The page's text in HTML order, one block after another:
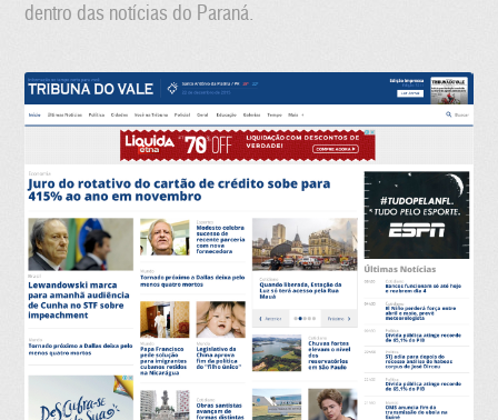
dentro das notícias do Paraná.